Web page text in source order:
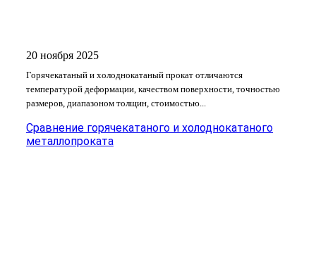
20 ноября 2025
Горячекатаный и холоднокатаный прокат отличаются
температурой деформации, качеством поверхности, точностью
размеров, диапазоном толщин, стоимостью...
Сравнение горячекатаного и холоднокатаного
металлопроката